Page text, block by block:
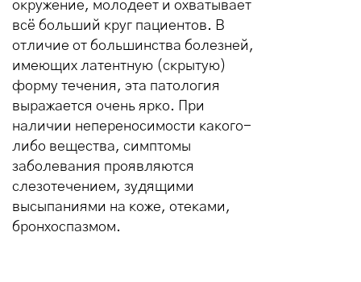
окружение, молодеет и охватывает
всё больший круг пациентов. В
отличие от большинства болезней,
имеющих латентную (скрытую)
форму течения, эта патология
выражается очень ярко. При
наличии непереносимости какого-
либо вещества, симптомы
заболевания проявляются
слезотечением, зудящими
высыпаниями на коже, отеками,
бронхоспазмом.